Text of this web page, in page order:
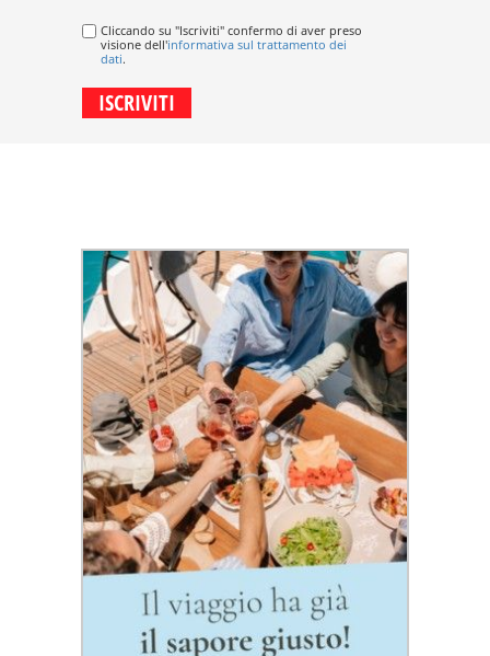
Cliccando su "Iscriviti" confermo di aver preso
visione dell'informativa sul trattamento dei
dati.